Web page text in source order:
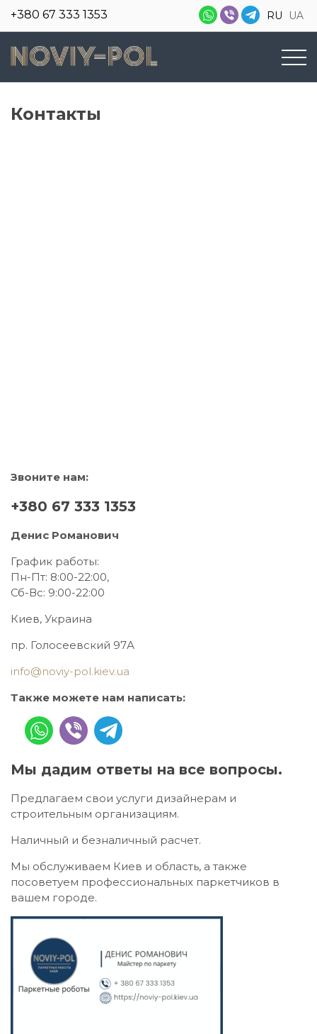
+380 67 333 1353 RU UA
Контакты
Звоните нам:
+380 67 333 1353
Денис Романович
График работы:
Пн-Пт: 8:00-22:00,
Сб-Вс: 9:00-22:00
Киев, Украина
пр. Голосеевский 97А
info@noviy-pol.kiev.ua
Также можете нам написать:
Мы дадим ответы на все вопросы.
Предлагаем свои услуги дизайнерам и
строительным организациям.
Наличный и безналичный расчет.
Мы обслуживаем Киев и область, а также
посоветуем профессиональных паркетчиков в
вашем городе.